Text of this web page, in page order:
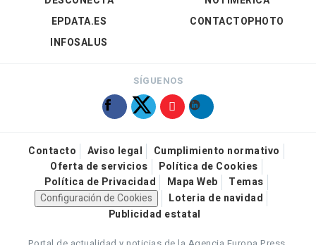
EPDATA.ES
INFOSALUS
CONTACTOPHOTO
SÍGUENOS
Contacto Aviso legal
Cumplimiento normativo
Oferta de servicios
Política de Cookies
Política de Privacidad
Mapa Web
Temas
Configuración de Cookies
Loteria de navidad
Publicidad estatal